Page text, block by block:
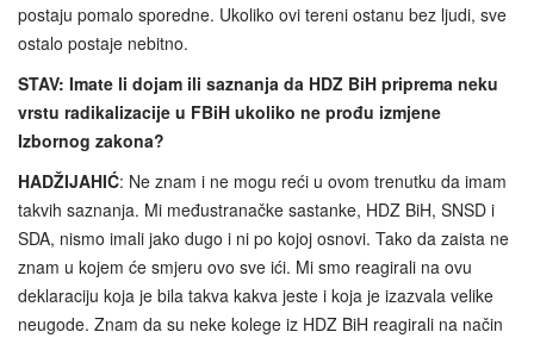
postaju pomalo sporedne. Ukoliko ovi tereni ostanu bez ljudi, sve
ostalo postaje nebitno.
STAV: Imate li dojam ili saznanja da HDZ BiH priprema neku
vrstu radikalizacije u FBiH ukoliko ne prođu izmjene
Izbornog zakona?
HADŽIJAHIĆ: Ne znam i ne mogu reći u ovom trenutku da imam
takvih saznanja. Mi međustranačke sastanke, HDZ BiH, SNSD i
SDA, nismo imali jako dugo i ni po kojoj osnovi. Tako da zaista ne
znam u kojem će smjeru ovo sve ići. Mi smo reagirali na ovu
deklaraciju koja je bila takva kakva jeste i koja je izazvala velike
neugode. Znam da su neke kolege iz HDZ BiH reagirali na način